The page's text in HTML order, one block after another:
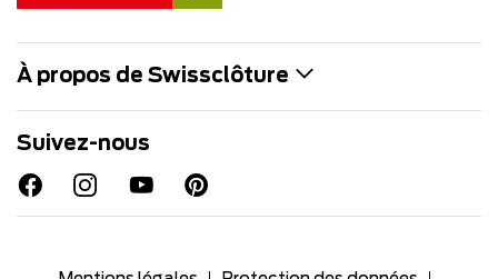
À propos de Swissclôture
Suivez-nous